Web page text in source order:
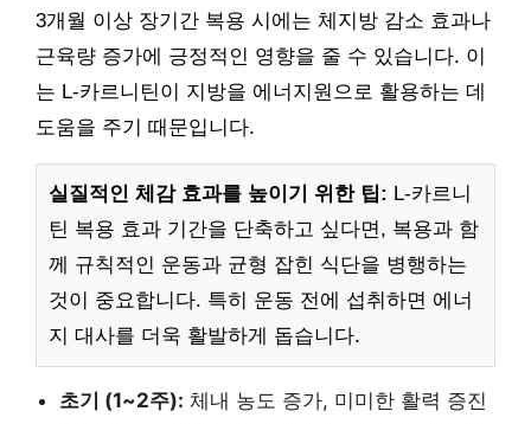
3개월 이상 장기간 복용 시에는 체지방 감소 효과나
근육량 증가에 긍정적인 영향을 줄 수 있습니다. 이
는 L-카르니틴이 지방을 에너지원으로 활용하는 데
도움을 주기 때문입니다.
실질적인 체감 효과를 높이기 위한 팁: L-카르니
틴 복용 효과 기간을 단축하고 싶다면, 복용과 함
께 규칙적인 운동과 균형 잡힌 식단을 병행하는
것이 중요합니다. 특히 운동 전에 섭취하면 에너
지 대사를 더욱 활발하게 돕습니다.
초기 (1~2주): 체내 농도 증가, 미미한 활력 증진